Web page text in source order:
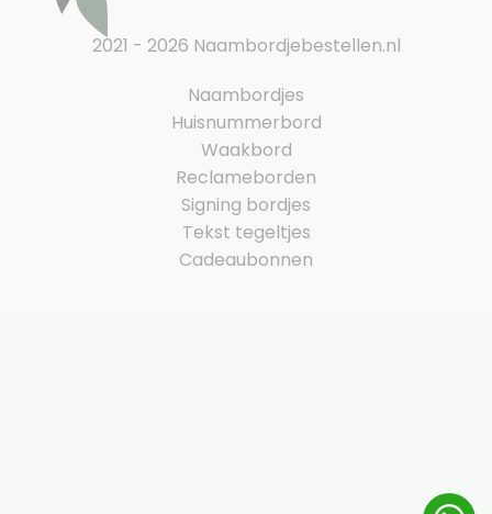
2021 - 2026 Naambordjebestellen.nl
Naambordjes
Huisnummerbord
Waakbord
Reclameborden
Signing bordjes
Tekst tegeltjes
Cadeaubonnen